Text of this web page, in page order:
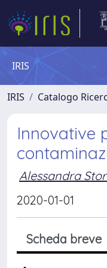
IRIS
IRIS Catalogo
Innovative
Alessandra
2020-01-01
Scheda breve